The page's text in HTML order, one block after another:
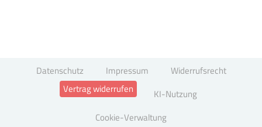
Datenschutz Impressum
Widerrufsrecht
Vertrag widerrufen
KI-Nutzung
Cookie-Verwaltung